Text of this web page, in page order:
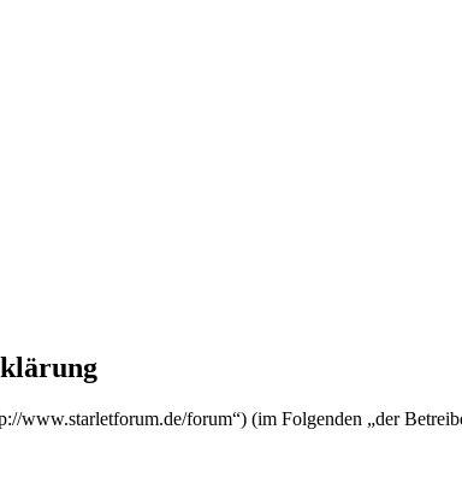
forum“) (im Folgenden „der